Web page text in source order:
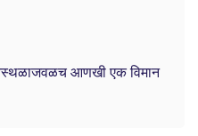
आणखी एक विमान